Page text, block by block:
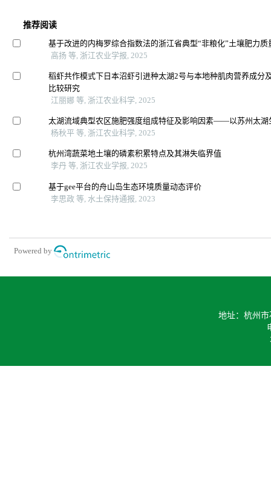
推荐阅读
基于改进的内梅罗综合指数法的浙江省典型“非粮化”土壤肥力质
高扬 等, 浙江农业学报, 2025
稻虾共作模式下日本沼虾引进种太湖2号与本地种肌肉营养成分
比较研究
江丽娜 等, 浙江农业科学, 2025
太湖流域典型农区施肥强度组成特征及影响因素——以苏州太湖
杨秋平 等, 浙江农业科学, 2025
杭州湾蔬菜地土壤的磷素积累特点及其淋失临界值
李丹 等, 浙江农业学报, 2025
基于gee平台的舟山岛生态环境质量动态评价
李思政 等, 水土保持通报, 2023
Powered by
地址：杭州